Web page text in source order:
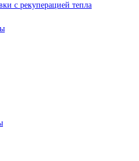
с рекуперацией тепла